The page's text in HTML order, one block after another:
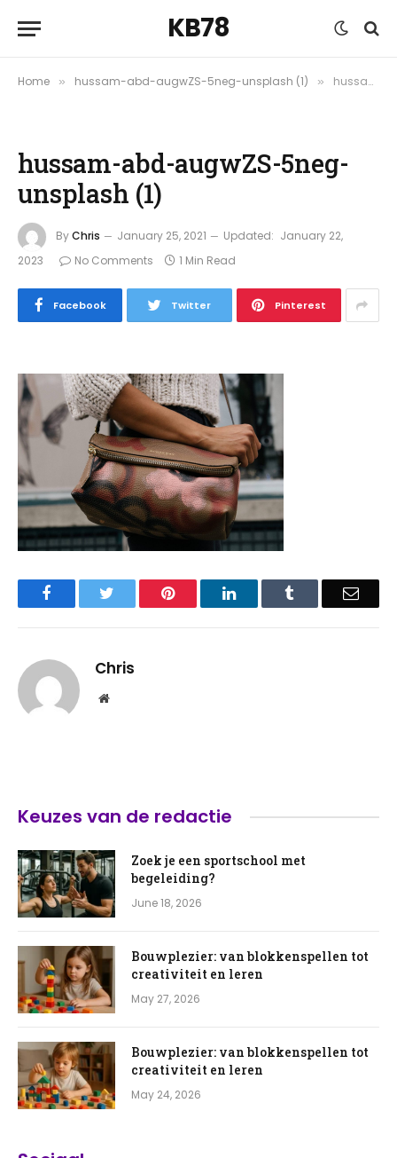
KB78
Home » hussam-abd-augwZS-5neg-unsplash (1) » hussam-abd-augwZS-5neg-unsplash (1)
hussam-abd-augwZS-5neg-
unsplash (1)
ByChris January 25, 2021 Updated: January 22,
2023
No Comments 1 Min Read
Facebook Twitter Pinterest
Facebook Pinterest LinkedIn Email
Chris
Website
Keuzes van de redactie
Zoek je een sportschool met
begeleiding?
June 18, 2026
Bouwplezier: van blokkenspellen tot
creativiteit en leren
May 27, 2026
Bouwplezier: van blokkenspellen tot
creativiteit en leren
May 24, 2026